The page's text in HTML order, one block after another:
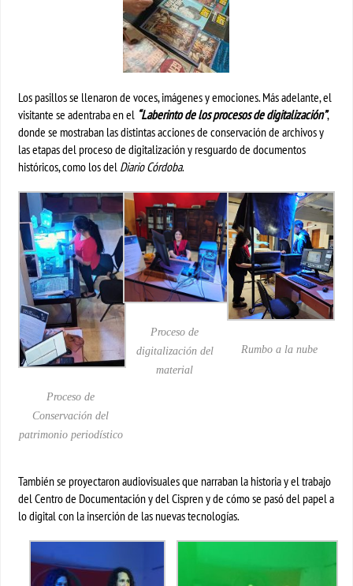
Los pasillos se llenaron de voces, imágenes y emociones. Más adelante, el
visitante se adentraba en el “Laberinto de los procesos de digitalización”,
donde se mostraban las distintas acciones de conservación de archivos y
las etapas del proceso de digitalización y resguardo de documentos
históricos, como los del Diario Córdoba.
Proceso de
Conservación del
patrimonio periodístico
Proceso de
digitalización del
material
Rumbo a la nube
También se proyectaron audiovisuales que narraban la historia y el trabajo
del Centro de Documentación y del Cispren y de cómo se pasó del papel a
lo digital con la inserción de las nuevas tecnologías.